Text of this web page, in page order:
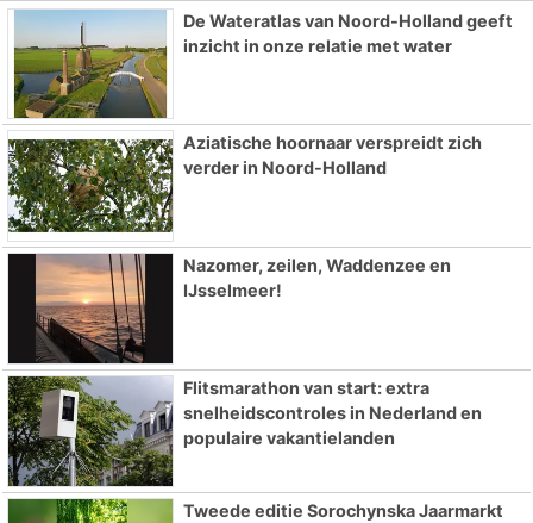
De Wateratlas van Noord-Holland geeft
inzicht in onze relatie met water
Aziatische hoornaar verspreidt zich
verder in Noord-Holland
Nazomer, zeilen, Waddenzee en
IJsselmeer!
Flitsmarathon van start: extra
snelheidscontroles in Nederland en
populaire vakantielanden
Tweede editie Sorochynska Jaarmarkt